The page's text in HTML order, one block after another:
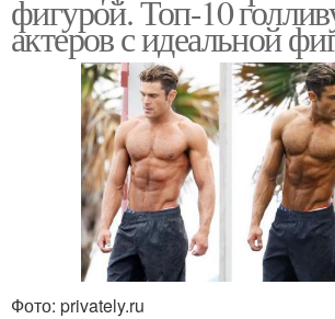
фигурой. Топ-10
актеров с идеальной
Фото: privately.ru